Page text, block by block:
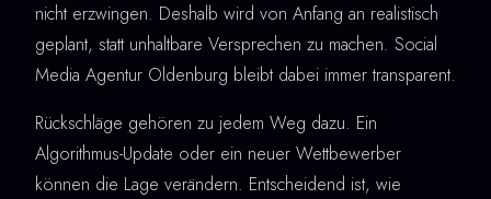
nicht erzwingen. Deshalb wird von Anfang an realistisch
geplant, statt unhaltbare Versprechen zu machen. Social
Media Agentur Oldenburg bleibt dabei immer transparent.
Rückschläge gehören zu jedem Weg dazu. Ein
Algorithmus-Update oder ein neuer Wettbewerber
können die Lage verändern. Entscheidend ist, wie